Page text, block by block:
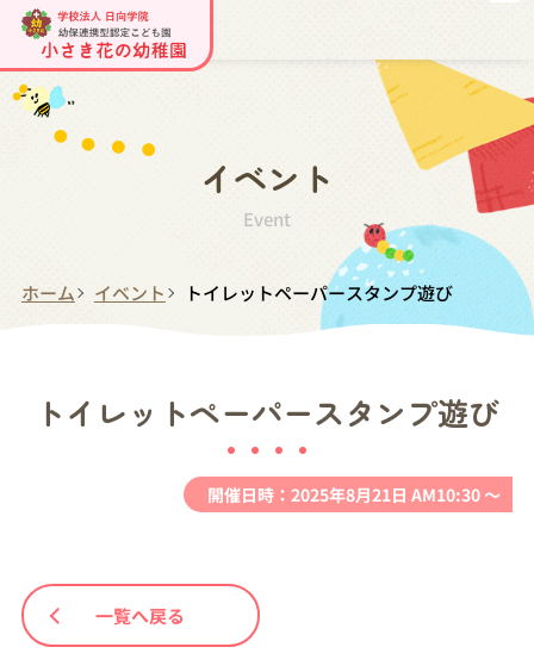
イベント
Event
ホーム イベント トイレットペーパースタンプ遊び
トイレットペーパースタンプ遊び
開催日時：2025年8月21日 AM10:30 ～
一覧へ戻る